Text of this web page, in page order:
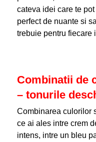
cateva idei care te
perfect de nuante si
trebuie pentru fiecare
Combinatii de
– tonurile
Combinarea culorilor
ce ai ales intre crem
intens, intre un bleu